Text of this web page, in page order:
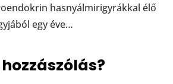
hasnyálmirigyrákkal élő
egy éve…